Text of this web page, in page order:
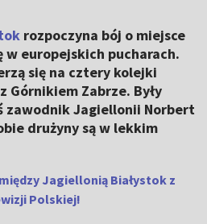
rozpoczyna bój o miejsce
w europejskich pucharach.
się na cztery kolejki
Górnikiem Zabrze. Były
zawodnik Jagiellonii Norbert
drużyny są w lekkim
Jagiellonią Białystok z
Polskiej!